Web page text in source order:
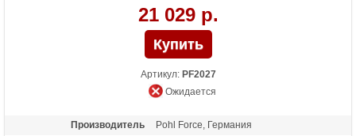
21 029 р.
Артикул: PF2027
Ожидается
Производитель
Pohl Force, Германия